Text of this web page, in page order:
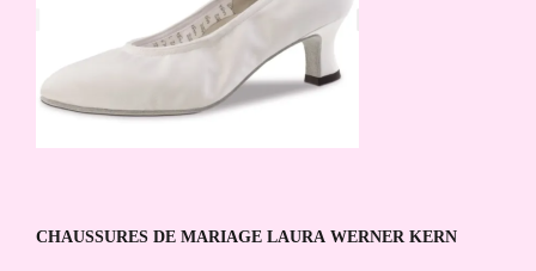
CHAUSSURES DE MARIAGE LAURA WERNER KERN